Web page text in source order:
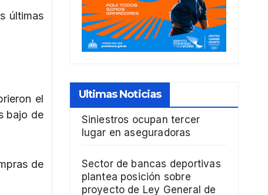
últimas
el
bajo de
de
Ultimas Noticias
Siniestros ocupan tercer
lugar en aseguradoras
Sector de bancas deportivas
plantea posición sobre
proyecto de Ley General de